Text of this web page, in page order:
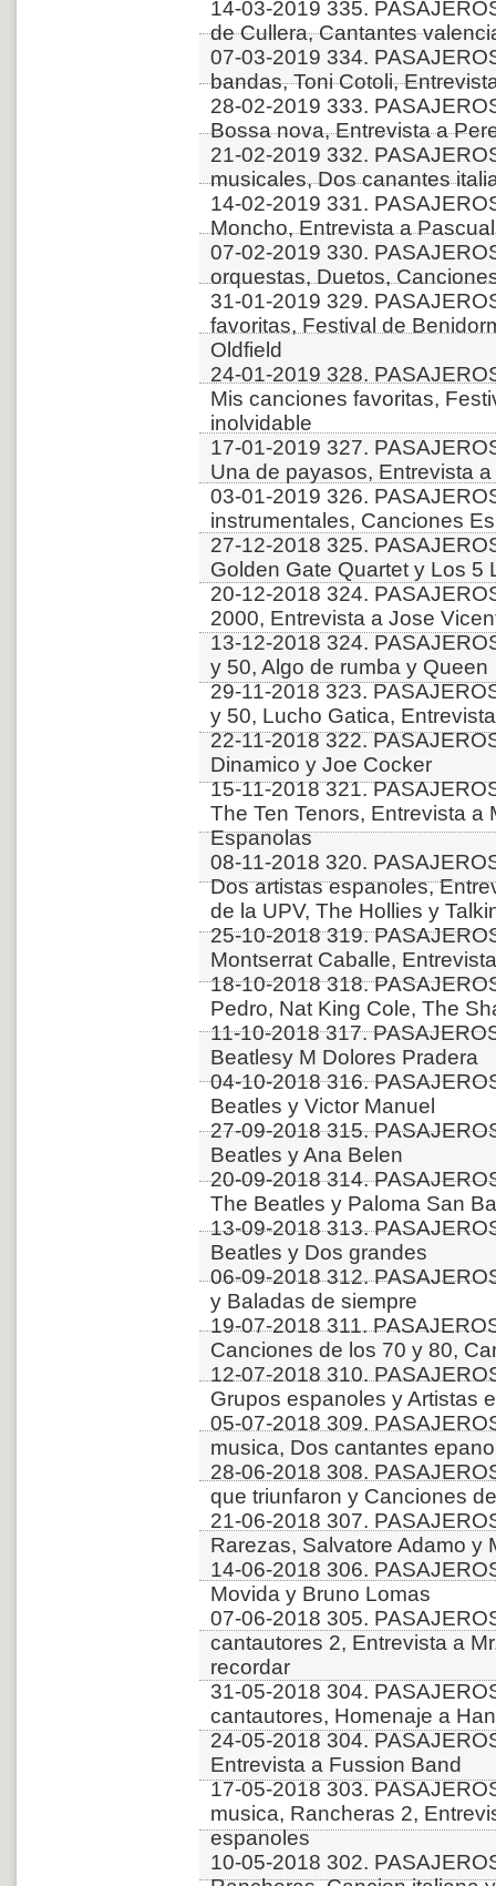
14-03-2019 335.
de Cullera, Cantantes
07-03-2019 334.
bandas, Toni Cotoli,
28-02-2019 333.
Bossa nova, Entrevista a
21-02-2019 332.
musicales, Dos canantes
14-02-2019 331.
Moncho, Entrevista a
07-02-2019 330.
orquestas, Duetos,
31-01-2019 329.
favoritas, Festival de
Oldfield
24-01-2019 328.
Mis canciones favoritas,
inolvidable
17-01-2019 327.
Una de payasos, Entrevista
03-01-2019 326.
instrumentales, Canciones
27-12-2018 325.
Golden Gate Quartet y Los 5
20-12-2018 324.
2000, Entrevista a Jose
13-12-2018 324.
y 50, Algo de rumba y Queen
29-11-2018 323.
y 50, Lucho Gatica,
22-11-2018 322.
Dinamico y Joe Cocker
15-11-2018 321.
The Ten Tenors, Entrevista a
Espanolas
08-11-2018 320.
Dos artistas espanoles,
de la UPV, The Hollies y
25-10-2018 319.
Montserrat Caballe,
18-10-2018 318.
Pedro, Nat King Cole, The
11-10-2018 317.
Beatlesy M Dolores Pradera
04-10-2018 316.
Beatles y Victor Manuel
27-09-2018 315.
Beatles y Ana Belen
20-09-2018 314.
The Beatles y Paloma San
13-09-2018 313.
Beatles y Dos grandes
06-09-2018 312.
y Baladas de siempre
19-07-2018 311.
Canciones de los 70 y 80,
12-07-2018 310.
Grupos espanoles y Artistas
05-07-2018 309.
musica, Dos cantantes
28-06-2018 308.
que triunfaron y Canciones
21-06-2018 307.
Rarezas, Salvatore Adamo y
14-06-2018 306.
Movida y Bruno Lomas
07-06-2018 305.
cantautores 2, Entrevista a
recordar
31-05-2018 304.
cantautores, Homenaje a
24-05-2018 304.
Entrevista a Fussion Band
17-05-2018 303.
musica, Rancheras 2,
espanoles
10-05-2018 302.